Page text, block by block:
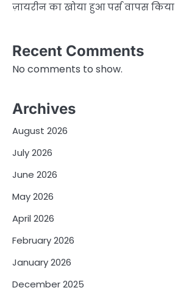
ज़ायरीन का खोया हुआ पर्स वापस किया
Recent Comments
No comments to show.
Archives
August 2026
July 2026
June 2026
May 2026
April 2026
February 2026
January 2026
December 2025